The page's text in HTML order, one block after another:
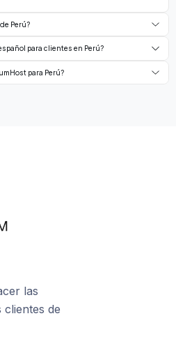
Perú?
para clientes en Perú?
para Perú?
las
clientes de